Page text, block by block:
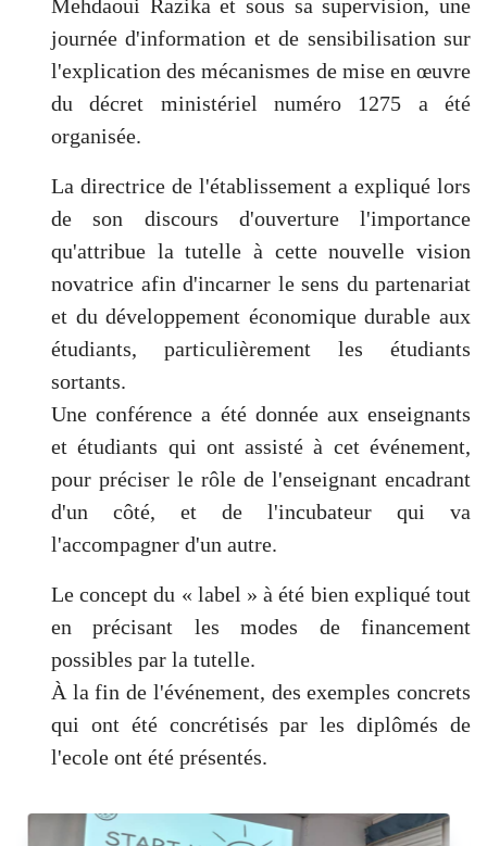
Mehdaoui Razika et sous sa supervision, une
journée d'information et de sensibilisation sur
l'explication des mécanismes de mise en œuvre
du décret ministériel numéro 1275 a été
organisée.
La directrice de l'établissement a expliqué lors
de son discours d'ouverture l'importance
qu'attribue la tutelle à cette nouvelle vision
novatrice afin d'incarner le sens du partenariat
et du développement économique durable aux
étudiants, particulièrement les étudiants
sortants.
Une conférence a été donnée aux enseignants
et étudiants qui ont assisté à cet événement,
pour préciser le rôle de l'enseignant encadrant
d'un côté, et de l'incubateur qui va
l'accompagner d'un autre.
Le concept du « label » à été bien expliqué tout
en précisant les modes de financement
possibles par la tutelle.
À la fin de l'événement, des exemples concrets
qui ont été concrétisés par les diplômés de
l'ecole ont été présentés.